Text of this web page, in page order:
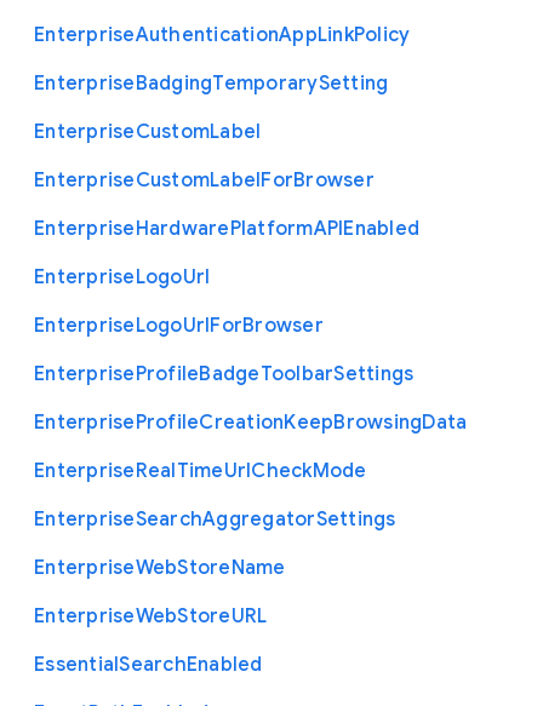
EnterpriseAuthenticationAppLinkPolicy
EnterpriseBadgingTemporarySetting
EnterpriseCustomLabel
EnterpriseCustomLabelForBrowser
EnterpriseHardwarePlatformAPIEnabled
EnterpriseLogoUrl
EnterpriseLogoUrlForBrowser
EnterpriseProfileBadgeToolbarSettings
EnterpriseProfileCreationKeepBrowsingData
EnterpriseRealTimeUrlCheckMode
EnterpriseSearchAggregatorSettings
EnterpriseWebStoreName
EnterpriseWebStoreURL
EssentialSearchEnabled